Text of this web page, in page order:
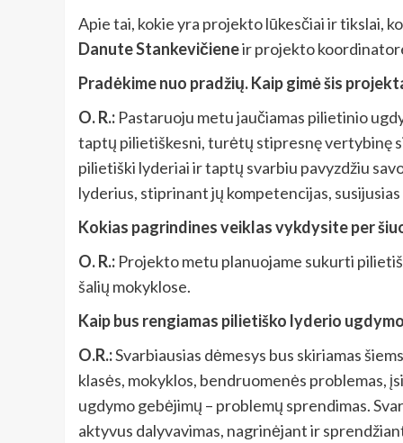
Apie tai, kokie yra projekto lūkesčiai ir tikslai,
Danute Stankevičieneir projekto
Pradėkime nuo pradžių. Kaip gimė šis
O. R.: Pastaruoju metu jaučiamas pilietinio
taptų pilietiškesni, turėtų stipresnę vertybinę
pilietiški lyderiai ir taptų svarbiu pavyzdžiu
lyderius, stiprinant jų kompetencijas,
Kokias pagrindines veiklas vykdysite per
O. R.: Projekto metu planuojame sukurti
šalių mokyklose.
Kaip bus rengiamas pilietiško lyderio
O.R.:Svarbiausias dėmesys bus skiriamas
klasės, mokyklos, bendruomenės problemas,
ugdymo gebėjimų – problemų sprendimas.
aktyvus dalyvavimas, nagrinėjant ir